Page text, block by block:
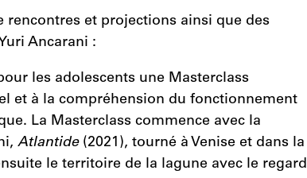
rencontres et projections ainsi que des
Ancarani :
les adolescents une Masterclass
et à la compréhension du fonctionnement
La Masterclass commence avec la
Atlantide(2021), tourné à Venise et dans la
le territoire de la lagune avec le regard